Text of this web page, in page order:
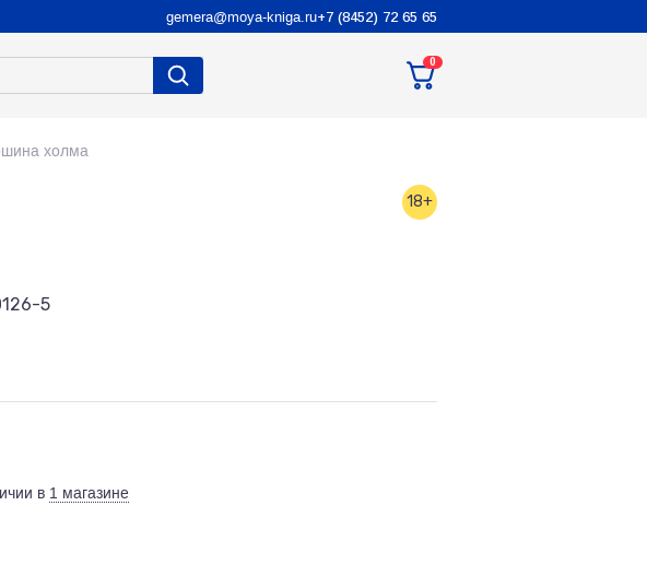
gemera@moya-kniga.ru+7 (8452) 72 65 65
0
холма
18+
5
в 1 магазине